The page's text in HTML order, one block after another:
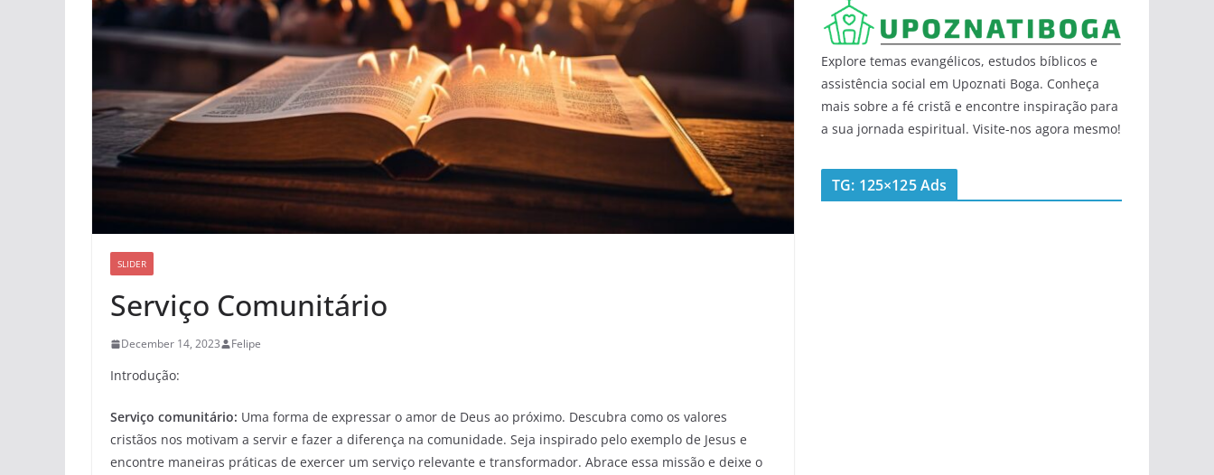
SLIDER
Serviço Comunitário
December 14, 2023 Felipe
Introdução:
Serviço comunitário: Uma forma de expressar o amor de Deus ao próximo. Descubra como os valores
cristãos nos motivam a servir e fazer a diferença na comunidade. Seja inspirado pelo exemplo de Jesus e
encontre maneiras práticas de exercer um serviço relevante e transformador. Abrace essa missão e deixe o
Explore temas evangélicos, estudos bíblicos e
assistência social em Upoznati Boga. Conheça
mais sobre a fé cristã e encontre inspiração para
a sua jornada espiritual. Visite-nos agora mesmo!
TG: 125×125 Ads